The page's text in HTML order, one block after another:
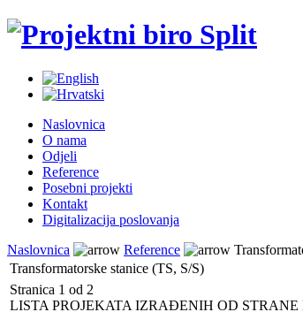
Naslovnica
O nama
Odjeli
Reference
Posebni projekti
Kontakt
Digitalizacija poslovanja
Naslovnica
Reference
Transformatorske stanice (TS, S/S)
Stranica 1 od 2
LISTA PROJEKATA IZRAĐENIH OD